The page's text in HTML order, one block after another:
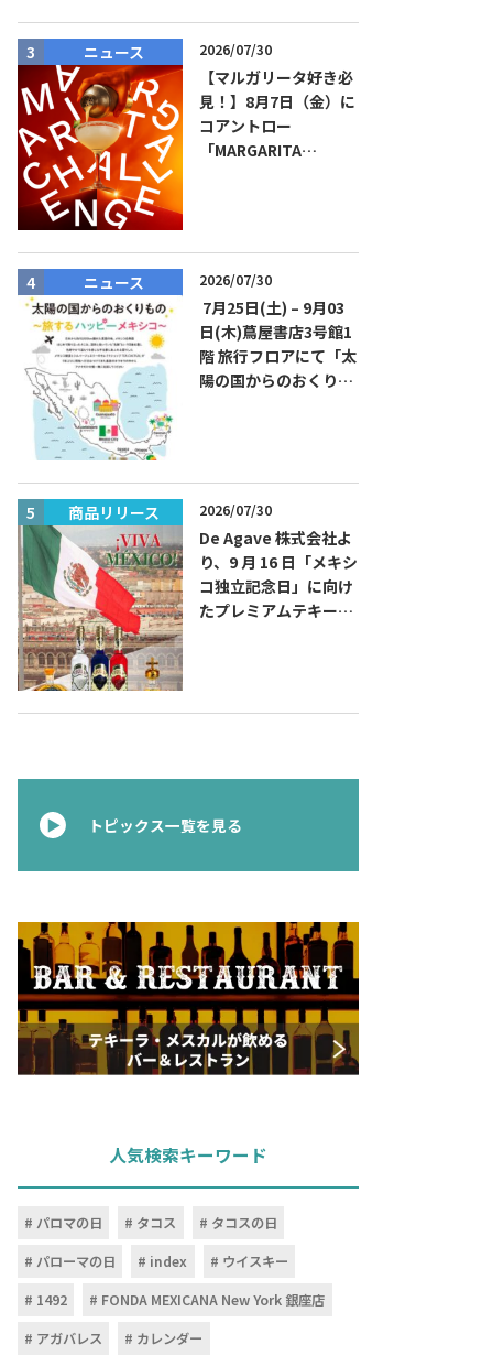
ニュース 2026/07/30
【マルガリータ好き必
見！】8月7日（金）に
コアントロー
「MARGARITA
無料！
ニュース 2026/07/30
7月25日(土) – 9月03
日(木)蔦屋書店3号館1
階 旅行フロアにて「太
陽の国からのおくりも
商品リリース 2026/07/30
De Agave 株式会社よ
り、9 月 16 日「メキシ
コ独立記念日」に向け
たプレミアムテキーラ
トピックス一覧を見る
人気検索キーワード
パロマの日 タコス
タコスの日
パローマの日
index
ウイスキー
1492
FONDA MEXICANA New York 銀座店
アガバレス
カレンダー